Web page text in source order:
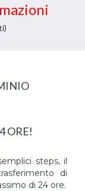
ORE!
steps, il
di
di 24 ore.